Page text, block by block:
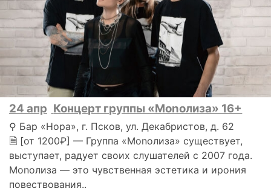
24 апр Концерт группы «Monoлиза» 16+
⚲ Бар «Нора», г. Псков, ул. Декабристов, д. 62
🗎 [от 1200₽] — Группа «Monoлиза» существует,
выступает, радует своих слушателей с 2007 года.
Monoлиза — это чувственная эстетика и ирония
повествования..